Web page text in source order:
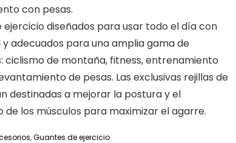
con pesas.
ejercicio diseñados para usar todo el día con
adecuados para una amplia gama de
ciclismo de montaña, fitness, entrenamiento
de pesas. Las exclusivas rejillas de
destinadas a mejorar la postura y el
de los músculos para maximizar el agarre.
,Guantes de ejercicio